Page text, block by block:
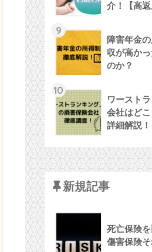
介！【高返
9
障害年金
収が高か
のか？
10
ワースト
会社はど
詳細解説！
新規記事
死亡保険
傷害保険